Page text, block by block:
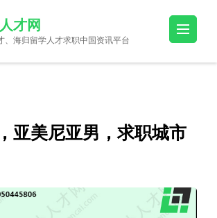
才网
、海归留学人才求职中国资讯平台
亚美尼亚男，求职城市